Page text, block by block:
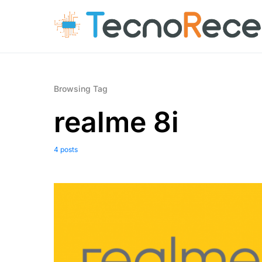
Browsing Tag
realme 8i
4 posts